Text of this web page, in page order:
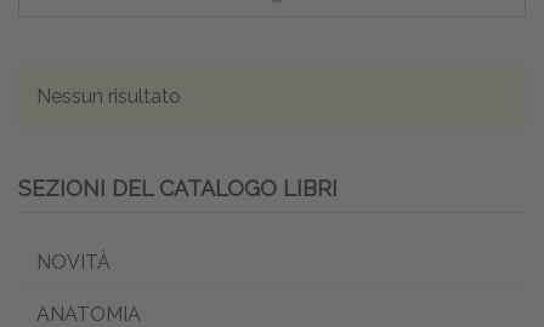
Nessun risultato
SEZIONI DEL CATALOGO LIBRI
NOVITÀ
ANATOMIA